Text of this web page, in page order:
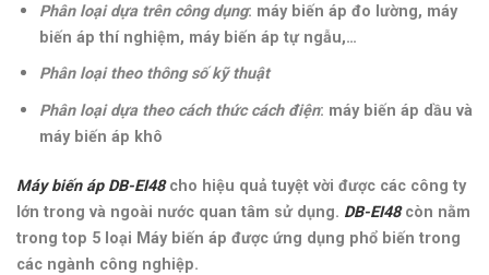
Phân loại dựa trên công dụng: máy biến áp đo lường, máy
biến áp thí nghiệm, máy biến áp tự ngẫu,…
Phân loại theo thông số kỹ thuật
Phân loại dựa theo cách thức cách điện: máy biến áp dầu và
máy biến áp khô
Máy biến áp DB-EI48cho hiệu quả tuyệt vời được các công ty
lớn trong và ngoài nước quan tâm sử dụng. DB-EI48 còn nằm
trong top 5 loại Máy biến áp được ứng dụng phổ biến trong
các ngành công nghiệp.